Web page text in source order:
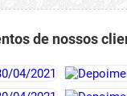
de nossos